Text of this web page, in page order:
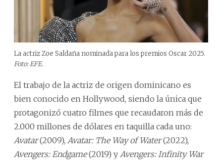
La actriz Zoe Saldaña nominada para los premios Oscar 2025.
Foto: EFE.
El trabajo de la actriz de origen dominicano es
bien conocido en Hollywood, siendo la única que
protagonizó cuatro filmes que recaudaron más de
2.000 millones de dólares en taquilla cada uno:
Avatar(2009), Avatar: The Way of Water(2022),
Avengers: Endgame(2019) y Avengers: Infinity War